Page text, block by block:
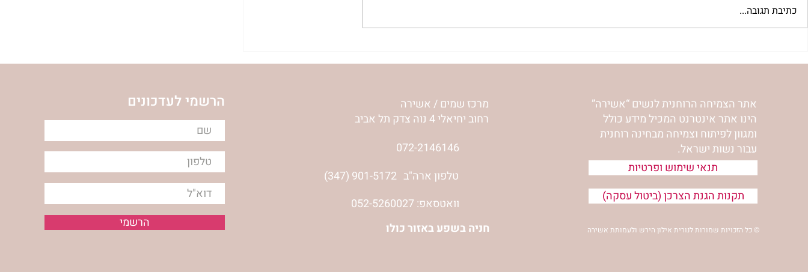
עם ליאת שי, אשת הלום קרב
כתיבת תגובה...
הרשמי לעדכונים
הרשמי
מרכז שמים / אשירה
רחוב יחיאלי 4 נוה צדק תל אביב
072-2146146
(347) 901-5172 טלפון ארה"ב
וואטסאפ: 052-5260027
חניה בשפע באזור כולו
אתר הצמיחה הרוחנית לנשים “אשירה”
הינו אתר אינטרנט המכיל מידע כולל
ומגוון לפיתוח וצמיחה מבחינה רוחנית
עבור נשות ישראל.
תנאי שימוש ופרטיות
תקנות הגנת הצרכן (ביטול עסקה)
© כל הזכויות שמורות לנורית אילון הירש ולעמותת אשירה